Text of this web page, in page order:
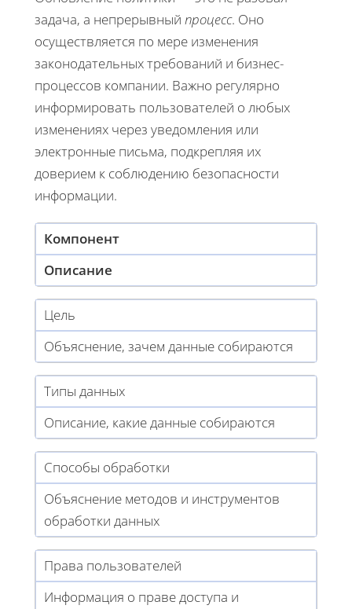
задача, а непрерывный процесс. Оно
осуществляется по мере изменения
законодательных требований и бизнес-
процессов компании. Важно регулярно
информировать пользователей о любых
изменениях через уведомления или
электронные письма, подкрепляя их
доверием к соблюдению безопасности
информации.
Компонент
Описание
Цель
Объяснение, зачем данные собираются
Типы данных
Описание, какие данные собираются
Способы обработки
Объяснение методов и инструментов
обработки данных
Права пользователей
Информация о праве доступа и